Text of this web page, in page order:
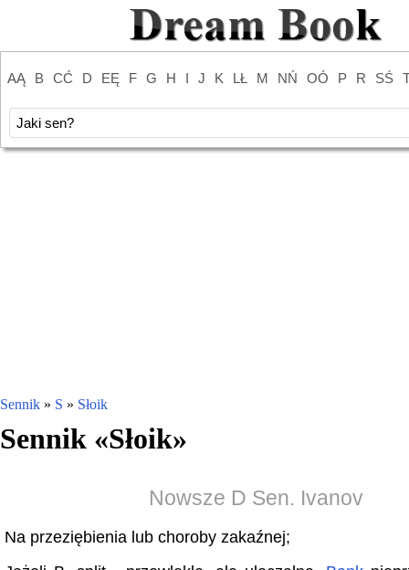
AĄ B CĆ D EĘ F G H I J K LŁ M NŃ OÓ P R SŚ
Sennik » S » Słoik
Sennik «Słoik»
Nowsze D Sen. Ivanov
Na przeziębienia lub choroby zakaźnej;